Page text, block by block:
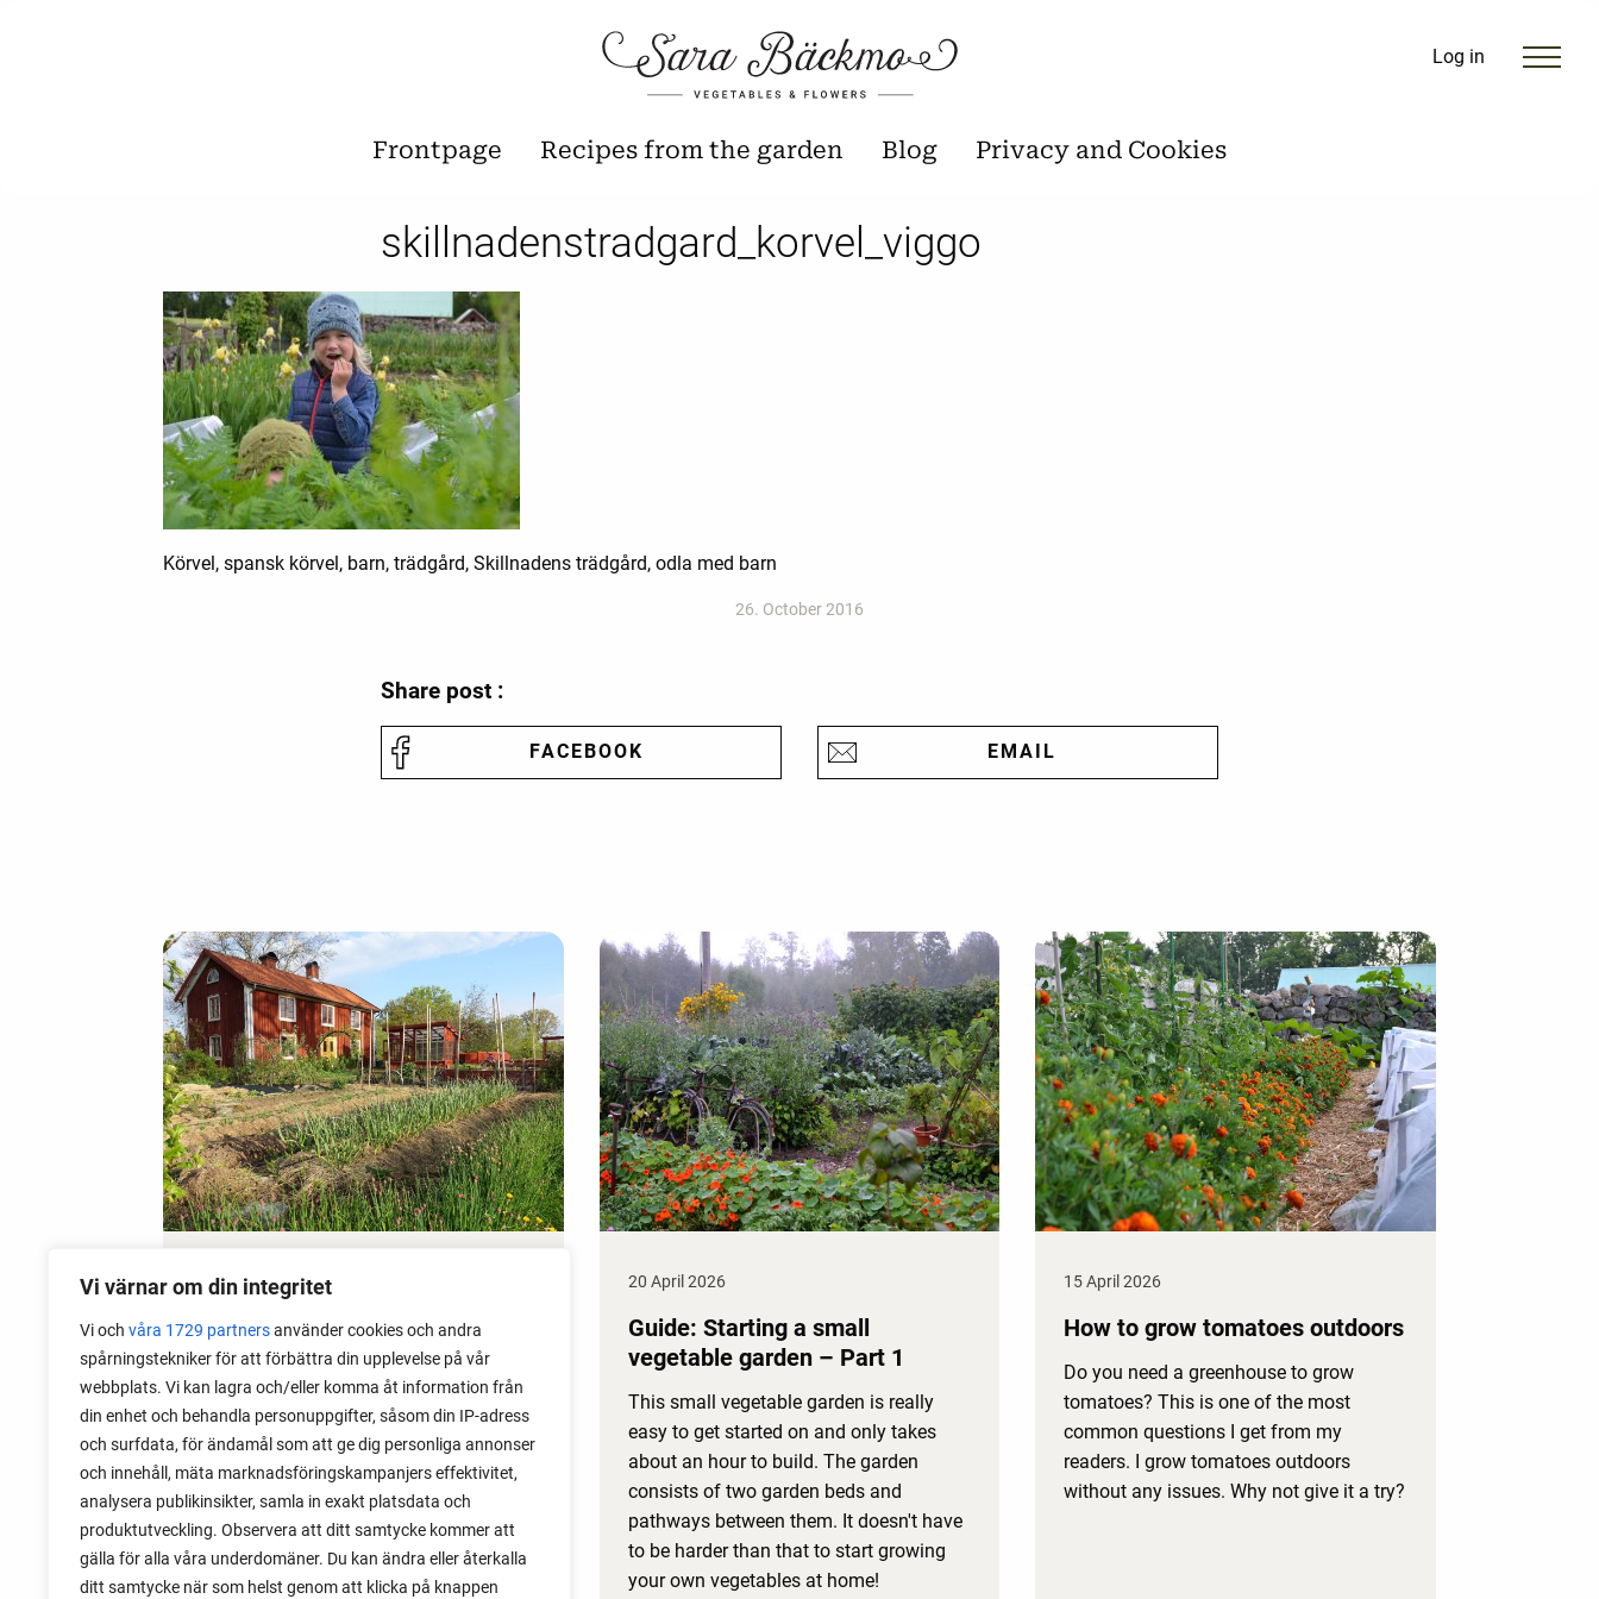
Vi värnar om din integritet
Vi och våra 1729 partnersanvänder cookies och andra
spårningstekniker för att förbättra din upplevelse på vår
webbplats. Vi kan lagra och/eller komma åt information från
din enhet och behandla personuppgifter, såsom din IP-adress
och surfdata, för ändamål som att ge dig personliga annonser
och innehåll, mäta marknadsföringskampanjers effektivitet,
analysera publikinsikter, samla in exakt platsdata och
produktutveckling. Observera att ditt samtycke kommer att
gälla för alla våra underdomäner. Du kan ändra eller återkalla
ditt samtycke när som helst genom att klicka på knappen
Log in
Frontpage Recipes from the garden Blog Privacy and Cookies
skillnadenstradgard_korvel_viggo
Körvel, spansk körvel, barn, trädgård, Skillnadens trädgård, odla med barn
26. October 2016
Share post :
FACEBOOK EMAIL
15 May 2026
Get Rid of Garden Slugs
Garden slugs are a big problem in my
garden. Read about the method I use to
fight garden slugs early and late, and
still keep growing.
20 April 2026
Guide: Starting a small
vegetable garden – Part 1
This small vegetable garden is really
easy to get started on and only takes
about an hour to build. The garden
consists of two garden beds and
pathways between them. It doesn't have
to be harder than that to start growing
your own vegetables at home!
15 April 2026
How to grow tomatoes outdoors
Do you need a greenhouse to grow
tomatoes? This is one of the most
common questions I get from my
readers. I grow tomatoes outdoors
without any issues. Why not give it a try?